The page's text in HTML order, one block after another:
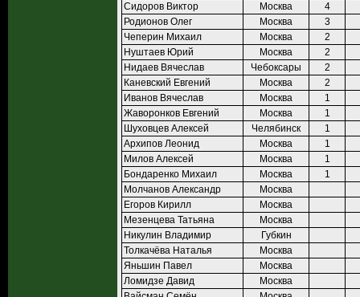
Сидоров Виктор
Москва
4
Родионов Олег
Москва
3
Чеперин Михаил
Москва
2
Нуштаев Юрий
Москва
2
Нидаев Вячеслав
Чебоксары
2
Каневский Евгений
Москва
2
Иванов Вячеслав
Москва
1
Жаворонков Евгений
Москва
1
Шуховцев Алексей
Челябинск
1
Архипов Леонид
Москва
1
Милов Алексей
Москва
1
Бондаренко Михаил
Москва
1
Молчанов Александр
Москва
Егоров Кирилл
Москва
Мезенцева Татьяна
Москва
Никулин Владимир
Губкин
Толкачёва Наталья
Москва
Яньшин Павел
Москва
Ломидзе Давид
Москва